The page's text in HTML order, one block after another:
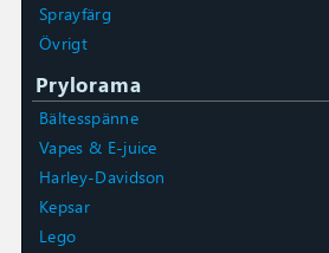
Sprayfärg
Övrigt
Prylorama
Bältesspänne
Vapes & E-juice
Harley-Davidson
Kepsar
Lego